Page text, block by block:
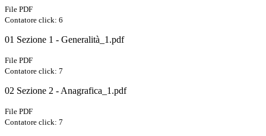
File PDF
Contatore click: 6
01 Sezione 1 - Generalità_1.pdf
File PDF
Contatore click: 7
02 Sezione 2 - Anagrafica_1.pdf
File PDF
Contatore click: 7